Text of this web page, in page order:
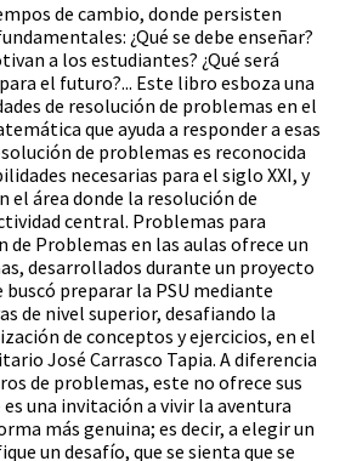
de cambio, donde persisten
¿Qué se debe enseñar?
a los estudiantes? ¿Qué será
el futuro?... Este libro esboza una
de resolución de problemas en el
que ayuda a responder a esas
de problemas es reconocida
necesarias para el siglo XXI, y
el área donde la resolución de
central. Problemas para
de Problemas en las aulas ofrece un
desarrollados durante un proyecto
preparar la PSU mediante
de nivel superior, desafiando la
de conceptos y ejercicios, en el
José Carrasco Tapia. A diferencia
de problemas, este no ofrece sus
una invitación a vivir la aventura
más genuina; es decir, a elegir un
un desafío, que se sienta que se